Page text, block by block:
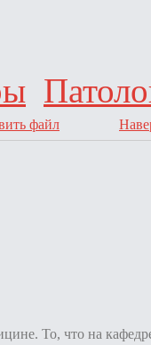
файл
То, что на